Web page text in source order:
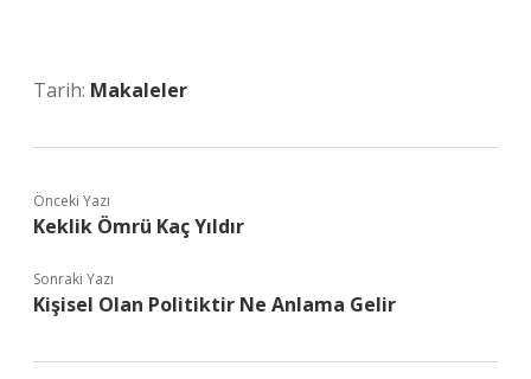
Tarih: Makaleler
Önceki Yazı
Keklik Ömrü Kaç Yıldır
Sonraki Yazı
Kişisel Olan Politiktir Ne Anlama Gelir